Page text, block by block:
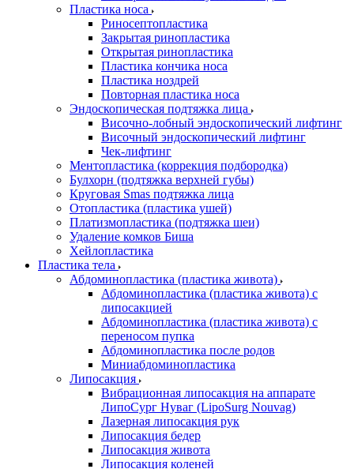
Пластика носа
Риносептопластика
Закрытая ринопластика
Открытая ринопластика
Пластика кончика носа
Пластика ноздрей
Повторная пластика носа
Эндоскопическая подтяжка лица
Височно-лобный эндоскопический лифтинг
Височный эндоскопический лифтинг
Чек-лифтинг
Ментопластика (коррекция подбородка)
Булхорн (подтяжка верхней губы)
Круговая Smas подтяжка лица
Отопластика (пластика ушей)
Платизмопластика (подтяжка шеи)
Удаление комков Биша
Хейлопластика
Пластика тела
Абдоминопластика (пластика живота)
Абдоминопластика (пластика живота) с
липосакцией
Абдоминопластика (пластика живота) с
переносом пупка
Абдоминопластика после родов
Миниабдоминопластика
Липосакция
Вибрационная липосакция на аппарате
ЛипоСург Нуваг (LipoSurg Nouvag)
Лазерная липосакция рук
Липосакция бедер
Липосакция живота
Липосакция коленей